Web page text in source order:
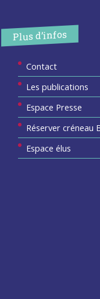
Plus d’infos
Contact
Les publications
Espace Presse
Réserver créneau
Espace élus